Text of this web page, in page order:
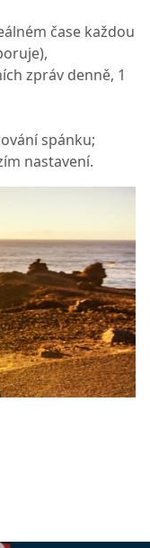
čase každou
zpráv denně, 1
spánku;
nastavení.